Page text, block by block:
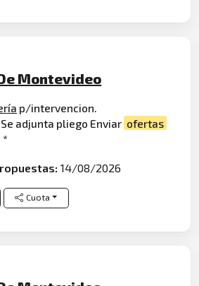
Montevideo
p/intervencion.
adjunta pliego Enviar ofertas
*
14/08/2026
Cuota